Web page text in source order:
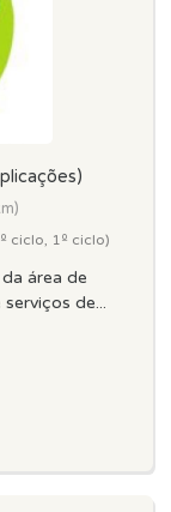
ciclo, 1º ciclo)
área de
de...